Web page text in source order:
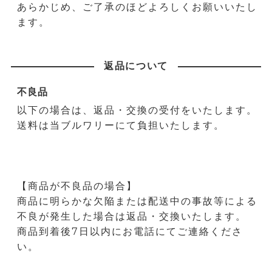
あらかじめ、ご了承のほどよろしくお願いいたし
ます。
返品について
不良品
以下の場合は、返品・交換の受付をいたします。
送料は当ブルワリーにて負担いたします。
【商品が不良品の場合】
商品に明らかな欠陥または配送中の事故等による
不良が発生した場合は返品・交換いたします。
商品到着後7日以内にお電話にてご連絡くださ
い。